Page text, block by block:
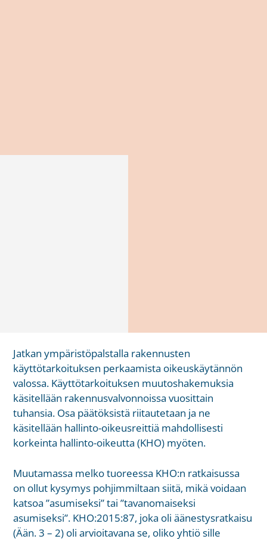
Jatkan ympäristöpalstalla rakennusten
käyttötarkoituksen perkaamista oikeuskäytännön
valossa. Käyttötarkoituksen muutoshakemuksia
käsitellään rakennusvalvonnoissa vuosittain
tuhansia. Osa päätöksistä riitautetaan ja ne
käsitellään hallinto-oikeusreittiä mahdollisesti
korkeinta hallinto-oikeutta (KHO) myöten.
Muutamassa melko tuoreessa KHO:n ratkaisussa
on ollut kysymys pohjimmiltaan siitä, mikä voidaan
katsoa ”asumiseksi” tai ”tavanomaiseksi
asumiseksi”. KHO:2015:87, joka oli äänestysratkaisu
(Ään. 3 – 2) oli arvioitavana se, oliko yhtiö sille